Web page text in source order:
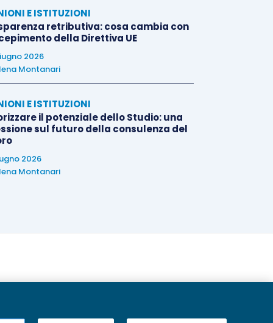
E ISTITUZIONI
retributiva: cosa cambia con
della Direttiva UE
2026
Montanari
E ISTITUZIONI
il potenziale dello Studio: una
sul futuro della consulenza del
2026
Montanari